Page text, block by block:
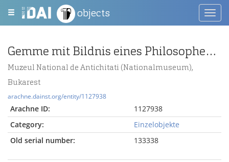
objects
Gemme mit Bildnis eines Philosophen im sokratischen Schema
Muzeul National de Antichitati (Nationalmuseum),
Bukarest
arachne.dainst.org/entity/1127938
Arachne ID:
1127938
Category:
Einzelobjekte
Old serial number:
133338